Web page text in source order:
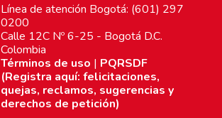
Línea de atención Bogotá: (601) 297
0200
Calle 12C Nº 6-25 - Bogotá D.C.
Colombia
Términos de uso | PQRSDF
(Registra aquí: felicitaciones,
quejas, reclamos, sugerencias y
derechos de petición)